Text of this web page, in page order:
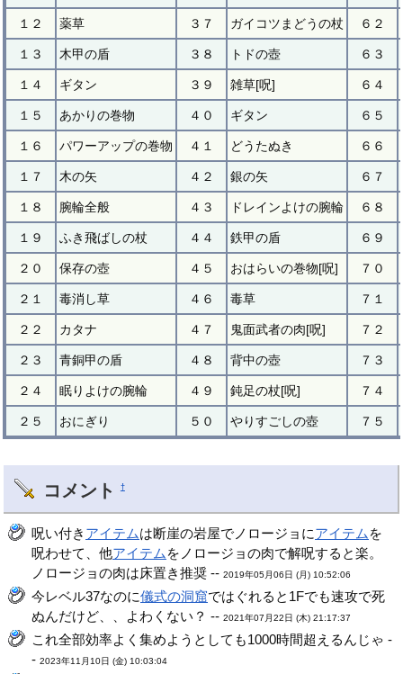
１２ 薬草 ３７ ガイコツまどうの杖 ６２
１３ 木甲の盾 ３８ トドの壺 ６３
１４ ギタン ３９ 雑草[呪] ６４
１５ あかりの巻物 ４０ ギタン ６５
１６ パワーアップの巻物 ４１ どうたぬき ６６
１７ 木の矢 ４２ 銀の矢 ６７
１８ 腕輪全般 ４３ ドレインよけの腕輪 ６８
１９ ふき飛ばしの杖 ４４ 鉄甲の盾 ６９
２０ 保存の壺 ４５ おはらいの巻物[呪] ７０
２１ 毒消し草 ４６ 毒草 ７１
２２ カタナ ４７ 鬼面武者の肉[呪] ７２
２３ 青銅甲の盾 ４８ 背中の壺 ７３
２４ 眠りよけの腕輪 ４９ 鈍足の杖[呪] ７４
２５ おにぎり ５０ やりすごしの壺 ７５
コメント †
呪い付き アイテムは断崖の岩屋でノロージョにアイテム を
呪わせて、他アイテム をノロージョの肉で解呪すると楽。
ノロージョの肉は床置き推奨 --2019年05月06日 (月) 10:52:06
今レベル37なのに儀式の洞窟ではぐれると1Fでも速攻で死
ぬんだけど、、よわくない？ --2021年07月22日 (木) 21:17:37
これ全部効率よく集めようとしても1000時間超えるんじゃ -
-2023年11月10日 (金) 10:03:04